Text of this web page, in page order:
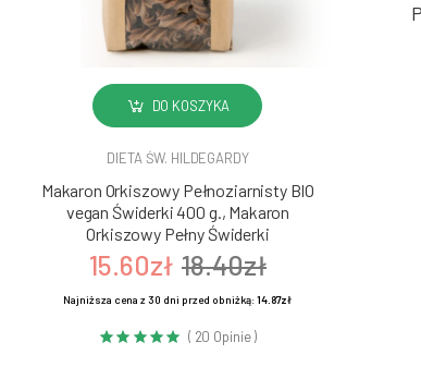
DO KOSZYKA
DIETA ŚW. HILDEGARDY
Makaron Orkiszowy Pełnoziarnisty BIO
vegan Świderki 400 g., Makaron
Orkiszowy Pełny Świderki
15.60zł 18.40zł
Najniższa cena z 30 dni przed obniżką:14.87zł
( 20 Opinie )